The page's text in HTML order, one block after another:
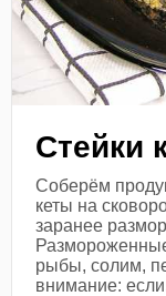
Стейки
Соберём
кеты на
заранее
рыбы, солим,
внимание: